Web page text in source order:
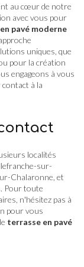
au cœur de notre
avec vous pour
pavé moderne
uniques, que
pour la création
engageons à vous
à la
localités
sur-
Chalaronne, et
Pour toute
n'hésitez pas à
pour vous
terrasse en pavé